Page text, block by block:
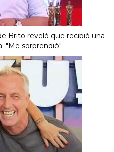
Brito reveló que recibió una
"Me sorprendió"